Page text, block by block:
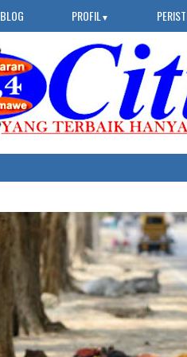
BLOG PROFIL ▼